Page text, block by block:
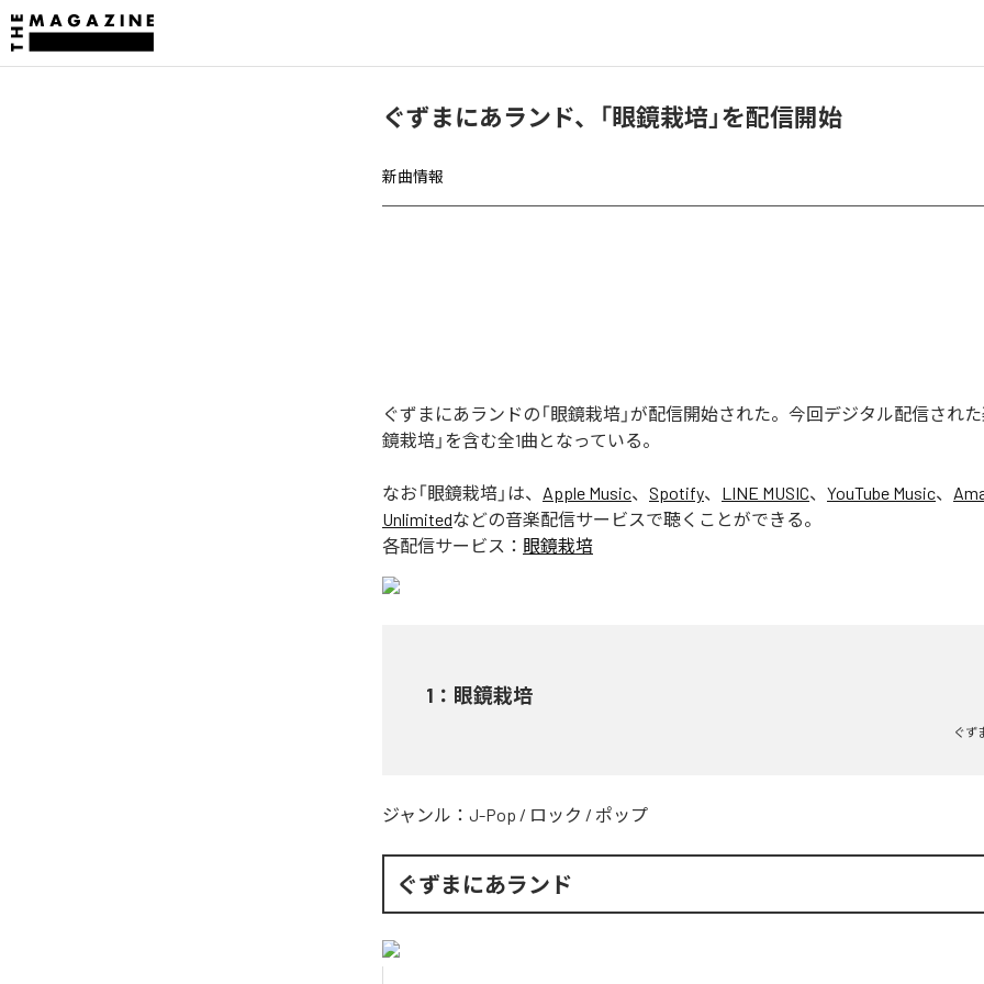
ぐずまにあランド、「眼鏡栽培」を配信開始
新曲情報
ぐずまにあランドの「眼鏡栽培」が配信開始された。今回デジタル配信された
鏡栽培」を含む全1曲となっている。
なお「眼鏡栽培 」は、 Apple Music、 Spotify、 LINE MUSIC、 YouTube Music、
Unlimitedなどの音楽配信サービスで聴くことができる。
各配信サービス： 眼鏡栽培
1 ： 眼鏡栽培
ぐず
ジャンル： J-Pop / ロック / ポップ
ぐずまにあランド